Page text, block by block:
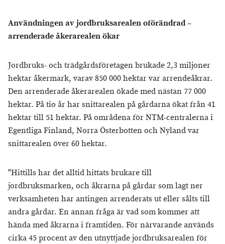
Användningen av jordbruksarealen oförändrad –
arrenderade åkerarealen ökar
Jordbruks- och trädgårdsföretagen brukade 2,3 miljoner
hektar åkermark, varav 850 000 hektar var arrendeåkrar.
Den arrenderade åkerarealen ökade med nästan 77 000
hektar. På tio år har snittarealen på gårdarna ökat från 41
hektar till 51 hektar. På områdena för NTM-centralerna i
Egentliga Finland, Norra Österbotten och Nyland var
snittarealen över 60 hektar.
"Hittills har det alltid hittats brukare till
jordbruksmarken, och åkrarna på gårdar som lagt ner
verksamheten har antingen arrenderats ut eller sålts till
andra gårdar. En annan fråga är vad som kommer att
hända med åkrarna i framtiden. För närvarande används
cirka 45 procent av den utnyttjade jordbruksarealen för